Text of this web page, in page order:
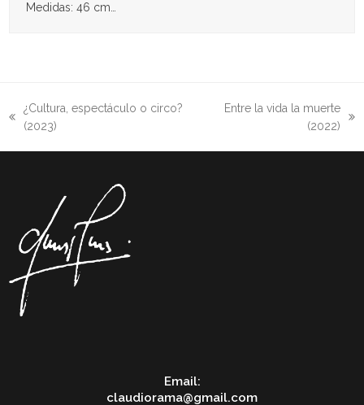
Medidas: 46 cm…
previous
¿Cultura, espectáculo o circo?
(2023)
Entre la vida la muerte
(2022)
Email:
claudiorama@gmail.com